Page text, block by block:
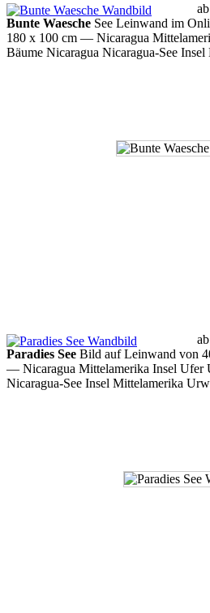
Bunte Waesche See Leinwand im
180 x 100 cm — Nicaragua
Bäume Nicaragua Nicaragua-See
Paradies See Bild auf Leinwand von
— Nicaragua Mittelamerika Insel Ufer
Nicaragua-See Insel Mittelamerika